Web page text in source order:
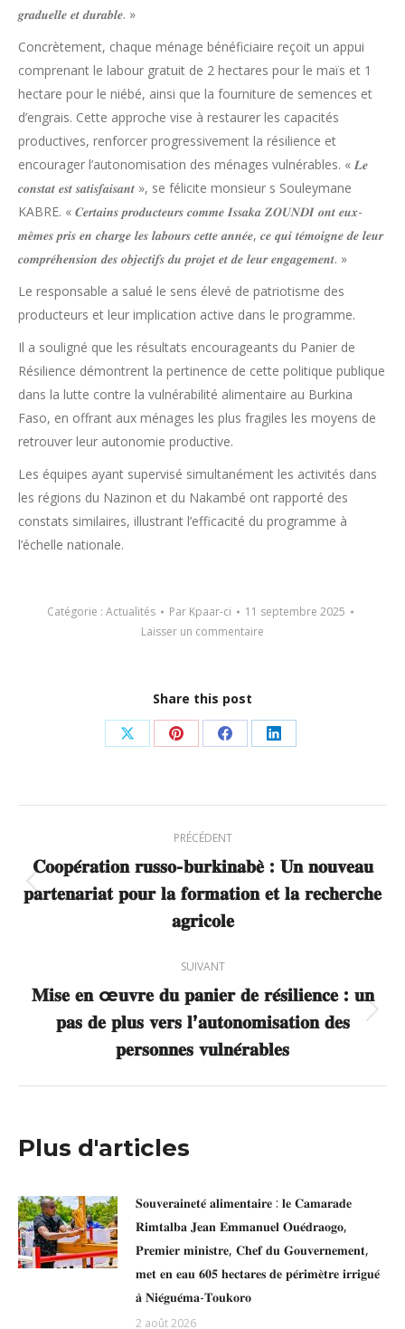
𝒈𝒓𝒂𝒅𝒖𝒆𝒍𝒍𝒆 𝒆𝒕 𝒅𝒖𝒓𝒂𝒃𝒍𝒆. »
Concrètement, chaque ménage bénéficiaire reçoit un appui
comprenant le labour gratuit de 2 hectares pour le maïs et 1
hectare pour le niébé, ainsi que la fourniture de semences et
d’engrais. Cette approche vise à restaurer les capacités
productives, renforcer progressivement la résilience et
encourager l’autonomisation des ménages vulnérables. « 𝑳𝒆
𝒄𝒐𝒏𝒔𝒕𝒂𝒕 𝒆𝒔𝒕 𝒔𝒂𝒕𝒊𝒔𝒇𝒂𝒊𝒔𝒂𝒏𝒕 », se félicite monsieur s Souleymane
KABRE. « 𝑪𝒆𝒓𝒕𝒂𝒊𝒏𝒔 𝒑𝒓𝒐𝒅𝒖𝒄𝒕𝒆𝒖𝒓𝒔 𝒄𝒐𝒎𝒎𝒆 𝑰𝒔𝒔𝒂𝒌𝒂 𝒁𝑶𝑼𝑵𝑫𝑰 𝒐𝒏𝒕 𝒆𝒖𝒙-
𝒎𝒆̂𝒎𝒆𝒔 𝒑𝒓𝒊𝒔 𝒆𝒏 𝒄𝒉𝒂𝒓𝒈𝒆 𝒍𝒆𝒔 𝒍𝒂𝒃𝒐𝒖𝒓𝒔 𝒄𝒆𝒕𝒕𝒆 𝒂𝒏𝒏𝒆́𝒆, 𝒄𝒆 𝒒𝒖𝒊 𝒕𝒆́𝒎𝒐𝒊𝒈𝒏𝒆 𝒅𝒆 𝒍𝒆𝒖𝒓
𝒄𝒐𝒎𝒑𝒓𝒆́𝒉𝒆𝒏𝒔𝒊𝒐𝒏 𝒅𝒆𝒔 𝒐𝒃𝒋𝒆𝒄𝒕𝒊𝒇𝒔 𝒅𝒖 𝒑𝒓𝒐𝒋𝒆𝒕 𝒆𝒕 𝒅𝒆 𝒍𝒆𝒖𝒓 𝒆𝒏𝒈𝒂𝒈𝒆𝒎𝒆𝒏𝒕. »
Le responsable a salué le sens élevé de patriotisme des
producteurs et leur implication active dans le programme.
Il a souligné que les résultats encourageants du Panier de
Résilience démontrent la pertinence de cette politique publique
dans la lutte contre la vulnérabilité alimentaire au Burkina
Faso, en offrant aux ménages les plus fragiles les moyens de
retrouver leur autonomie productive.
Les équipes ayant supervisé simultanément les activités dans
les régions du Nazinon et du Nakambé ont rapporté des
constats similaires, illustrant l’efficacité du programme à
l’échelle nationale.
Catégorie : Actualités Par Kpaar-ci
11 septembre 2025
Laisser un commentaire
Share this post
Partager
X
Partager
Pinterest
Partager
Facebook
Partager
LinkedIn
article
PRÉCÉDENT
Article
précédent
𝐂𝐨𝐨𝐩𝐞́𝐫𝐚𝐭𝐢𝐨𝐧 𝐫𝐮𝐬𝐬𝐨-𝐛𝐮𝐫𝐤𝐢𝐧𝐚𝐛𝐞̀ : 𝐔𝐧 𝐧𝐨𝐮𝐯𝐞𝐚𝐮
𝐩𝐚𝐫𝐭𝐞𝐧𝐚𝐫𝐢𝐚𝐭 𝐩𝐨𝐮𝐫 𝐥𝐚 𝐟𝐨𝐫𝐦𝐚𝐭𝐢𝐨𝐧 𝐞𝐭 𝐥𝐚 𝐫𝐞𝐜𝐡𝐞𝐫𝐜𝐡𝐞
𝐚𝐠𝐫𝐢𝐜𝐨𝐥𝐞
SUIVANT
Article
suivant
𝐌𝐢𝐬𝐞 𝐞𝐧 œ𝐮𝐯𝐫𝐞 𝐝𝐮 𝐩𝐚𝐧𝐢𝐞𝐫 𝐝𝐞 𝐫𝐞́𝐬𝐢𝐥𝐢𝐞𝐧𝐜𝐞 : 𝐮𝐧
𝐩𝐚𝐬 𝐝𝐞 𝐩𝐥𝐮𝐬 𝐯𝐞𝐫𝐬 𝐥’𝐚𝐮𝐭𝐨𝐧𝐨𝐦𝐢𝐬𝐚𝐭𝐢𝐨𝐧 𝐝𝐞𝐬
𝐩𝐞𝐫𝐬𝐨𝐧𝐧𝐞𝐬 𝐯𝐮𝐥𝐧𝐞́𝐫𝐚𝐛𝐥𝐞𝐬
Plus d'articles
𝐒𝐨𝐮𝐯𝐞𝐫𝐚𝐢𝐧𝐞𝐭𝐞́ 𝐚𝐥𝐢𝐦𝐞𝐧𝐭𝐚𝐢𝐫𝐞 : 𝐥𝐞 𝐂𝐚𝐦𝐚𝐫𝐚𝐝𝐞
𝐑𝐢𝐦𝐭𝐚𝐥𝐛𝐚 𝐉𝐞𝐚𝐧 𝐄𝐦𝐦𝐚𝐧𝐮𝐞𝐥 𝐎𝐮𝐞́𝐝𝐫𝐚𝐨𝐠𝐨,
𝐏𝐫𝐞𝐦𝐢𝐞𝐫 𝐦𝐢𝐧𝐢𝐬𝐭𝐫𝐞, 𝐂𝐡𝐞𝐟 𝐝𝐮 𝐆𝐨𝐮𝐯𝐞𝐫𝐧𝐞𝐦𝐞𝐧𝐭,
𝐦𝐞𝐭 𝐞𝐧 𝐞𝐚𝐮 𝟔𝟎𝟓 𝐡𝐞𝐜𝐭𝐚𝐫𝐞𝐬 𝐝𝐞 𝐩𝐞́𝐫𝐢𝐦𝐞̀𝐭𝐫𝐞 𝐢𝐫𝐫𝐢𝐠𝐮𝐞́
𝐚̀ 𝐍𝐢𝐞́𝐠𝐮𝐞́𝐦𝐚-𝐓𝐨𝐮𝐤𝐨𝐫𝐨
2 août 2026